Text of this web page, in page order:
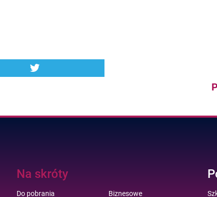
Na skróty
Do pobrania Biznesowe